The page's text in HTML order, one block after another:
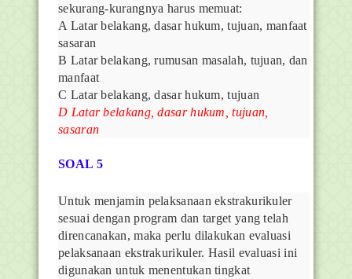
sekurang-kurangnya harus memuat:
A Latar belakang, dasar hukum, tujuan, manfaat
sasaran
B Latar belakang, rumusan masalah, tujuan, dan
manfaat
C Latar belakang, dasar hukum, tujuan
D Latar belakang, dasar hukum, tujuan,
sasaran
SOAL 5
Untuk menjamin pelaksanaan ekstrakurikuler
sesuai dengan program dan target yang telah
direncanakan, maka perlu dilakukan evaluasi
pelaksanaan ekstrakurikuler. Hasil evaluasi ini
digunakan untuk menentukan tingkat